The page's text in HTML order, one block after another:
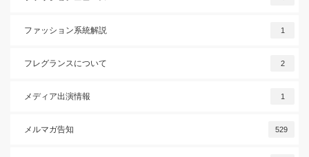
ファッション系統解説 1
フレグランスについて 2
メディア出演情報 1
メルマガ告知 529